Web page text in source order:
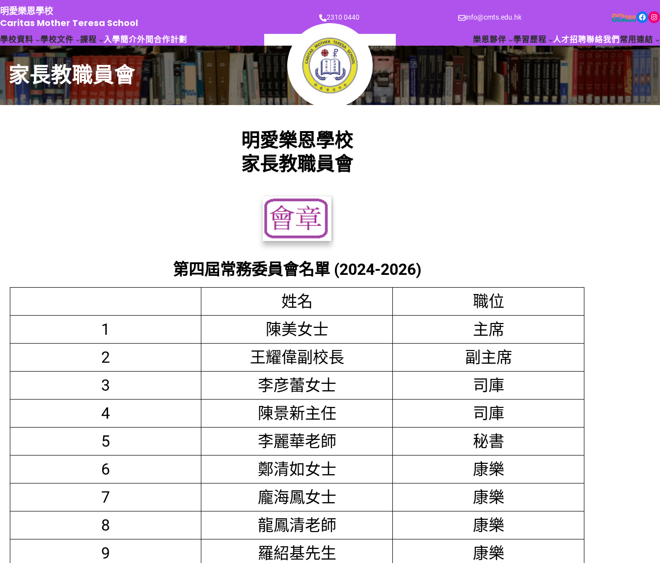
跳
至
主
要
容
明愛樂恩學校
Caritas Mother Teresa School
2310 0440 info@cmts.edu.hk Facebook Instagram
學校資料 學校文件 課程 入學簡介外間合作計劃 樂恩夥伴 學習歷程 人才招聘聯絡我們 常用連結
家長教職員會
明愛樂恩學校
家長教職員會
第四屆常務委員會名單 (2024-2026)
姓名
職位
1
陳美女士
主席
2
王耀偉副校長
副主席
3
李彦蕾女士
司庫
4
陳景新主任
司庫
5
李麗華老師
秘書
6
鄭清如女士
康樂
7
龐海鳳女士
康樂
8
龍鳳清老師
康樂
9
羅紹基先生
康樂